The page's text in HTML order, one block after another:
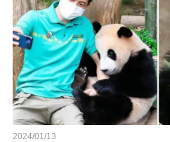
2024/01/13